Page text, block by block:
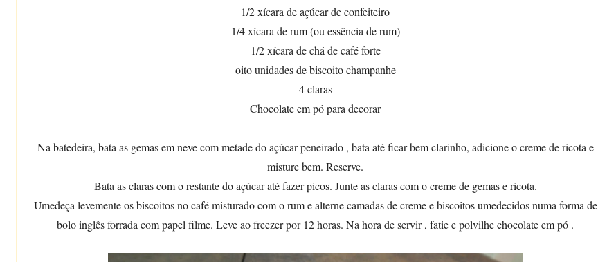
1/2 xícara de açúcar de confeiteiro
1/4 xícara de rum (ou essência de rum)
1/2 xícara de chá de café forte
oito unidades de biscoito champanhe
4 claras
Chocolate em pó para decorar
Na batedeira, bata as gemas em neve com metade do açúcar peneirado , bata até ficar bem clarinho, adicione o creme de ricota e
misture bem. Reserve.
Bata as claras com o restante do açúcar até fazer picos. Junte as claras com o creme de gemas e ricota.
Umedeça levemente os biscoitos no café misturado com o rum e alterne camadas de creme e biscoitos umedecidos numa forma de
bolo inglês forrada com papel filme. Leve ao freezer por 12 horas. Na hora de servir , fatie e polvilhe chocolate em pó .